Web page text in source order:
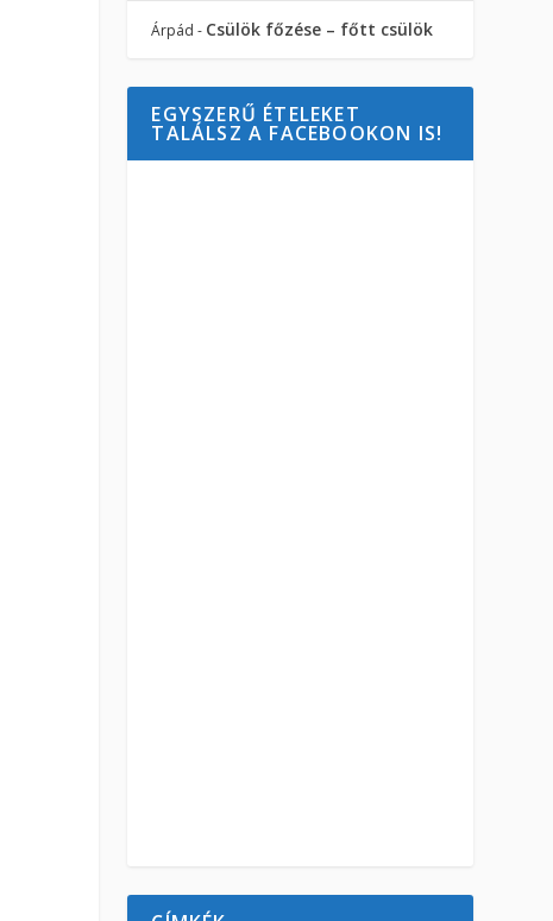
Árpád - Csülök főzése – főtt csülök
EGYSZERŰ ÉTELEKET
TALÁLSZ A FACEBOOKON IS!